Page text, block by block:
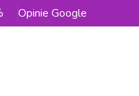
Opinie Google